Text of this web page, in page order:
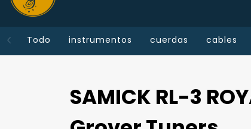
Todo instrumentos cuerdas cables
SAMICK RL-3